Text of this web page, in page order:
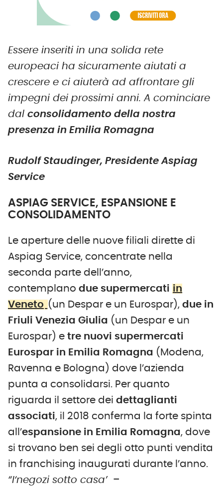
Essere inseriti in una solida rete
europeaci ha sicuramente aiutati a
crescere e ci aiuterà ad affrontare gli
impegni dei prossimi anni. A cominciare
dal consolidamento della nostra
presenza in Emilia Romagna
Rudolf Staudinger, Presidente Aspiag
Service
ASPIAG SERVICE, ESPANSIONE E
CONSOLIDAMENTO
Le aperture delle nuove filiali dirette di
Aspiag Service, concentrate nella
seconda parte dell’anno,
contemplano due supermercati in
Veneto (un Despar e un Eurospar),due in
Friuli Venezia Giulia (un Despar e un
Eurospar) e tre nuovi supermercati
Eurospar in Emilia Romagna (Modena,
Ravenna e Bologna) dove l’azienda
punta a consolidarsi. Per quanto
riguarda il settore dei dettaglianti
associati, il 2018 conferma la forte spinta
all’espansione in Emilia Romagna, dove
si trovano ben sei degli otto punti vendita
in franchising inaugurati durante l’anno.
“I‘negozi sotto casa’ –